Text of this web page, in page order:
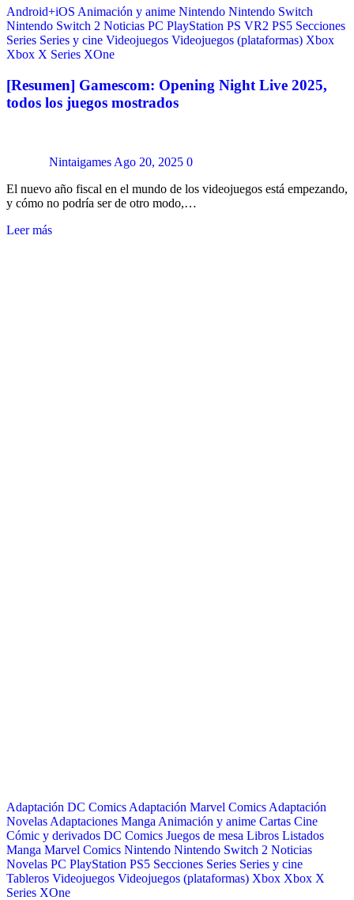
Android+iOS Animación y anime Nintendo Nintendo Switch
Nintendo Switch 2 Noticias PC PlayStation PS VR2 PS5 Secciones
Series Series y cine Videojuegos Videojuegos (plataformas) Xbox
Xbox X Series XOne
[Resumen] Gamescom: Opening Night Live 2025,
todos los juegos mostrados
Nintaigames Ago 20, 2025 0
El nuevo año fiscal en el mundo de los videojuegos está empezando,
y cómo no podría ser de otro modo,…
Leer más
Adaptación DC Comics Adaptación Marvel Comics Adaptación
Novelas Adaptaciones Manga Animación y anime Cartas Cine
Cómic y derivados DC Comics Juegos de mesa Libros Listados
Manga Marvel Comics Nintendo Nintendo Switch 2 Noticias
Novelas PC PlayStation PS5 Secciones Series Series y cine
Tableros Videojuegos Videojuegos (plataformas) Xbox Xbox X
Series XOne